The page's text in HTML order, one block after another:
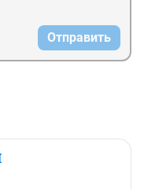
Отправить